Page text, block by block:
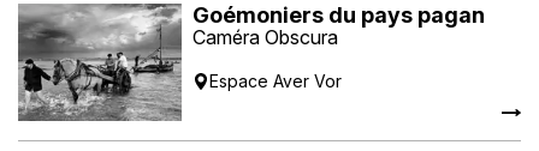
Goémoniers du pays pagan
Caméra Obscura
Espace Aver Vor